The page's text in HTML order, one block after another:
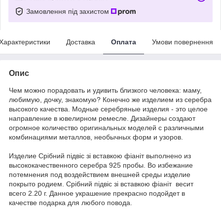
Замовлення під захистом
Доставка Оплата Умови повернення
Опис
Чем можно порадовать и удивить близкого человека: маму,
любимую, дочку, знакомую? Конечно же изделием из серебра
высокого качества. Модные серебряные изделия - это целое
направление в ювелирном ремесле. Дизайнеры создают
огромное количество оригинальных моделей с различными
комбинациями металлов, необычных форм и узоров.
Изделие Срібний підвіс зі вставкою фіаніт выполнено из
высококачественного серебра 925 пробы. Во избежание
потемнения под воздействием внешней среды изделие
покрыто родием. Срібний підвіс зі вставкою фіаніт весит
всего 2.20 г. Данное украшение прекрасно подойдет в
качестве подарка для любого повода.